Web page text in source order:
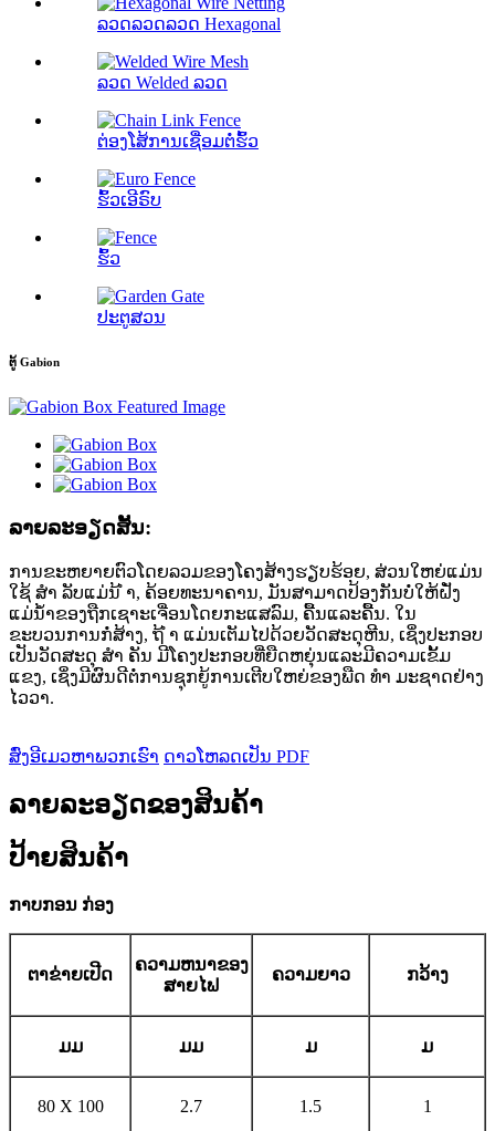
ລວດລວດລວດ Hexagonal
ລວດ Welded ລວດ
ຕ່ອງໂສ້ການເຊື່ອມຕໍ່ຮົ້ວ
ຮົ້ວເອີຣົບ
ຮົ້ວ
ປະຕູສວນ
ຕູ້ Gabion
ລາຍລະອຽດສັ້ນ:
ການຂະຫຍາຍຕົວໂດຍລວມຂອງໂຄງສ້າງຮຽບຮ້ອຍ, ສ່ວນໃຫຍ່ແມ່ນ
ໃຊ້ ສຳ ລັບແມ່ນ້ ຳ, ຄ້ອຍທະນາຄານ, ມັນສາມາດປ້ອງກັນບໍ່ໃຫ້ຝັ່ງ
ແມ່ນໍ້າຂອງຖືກເຊາະເຈື່ອນໂດຍກະແສລົມ, ຄື້ນແລະຄື້ນ. ໃນ
ຂະບວນການກໍ່ສ້າງ, ຖ້ ຳ ແມ່ນເຕັມໄປດ້ວຍວັດສະດຸຫີນ, ເຊິ່ງປະກອບ
ເປັນວັດສະດຸ ສຳ ຄັນ ມີໂຄງປະກອບທີ່ຍືດຫຍຸ່ນແລະມີຄວາມເຂັ້ມ
ແຂງ, ເຊິ່ງມີຜົນດີຕໍ່ການຊຸກຍູ້ການເຕີບໃຫຍ່ຂອງພືດ ທຳ ມະຊາດຢ່າງ
ໄວວາ.
ສົ່ງອີເມວຫາພວກເຮົາ ດາວໂຫລດເປັນ PDF
ລາຍລະອຽດຂອງສິນຄ້າ
ປ້າຍສິນຄ້າ
ກາບກອນ ກ່ອງ
ຕາຂ່າຍເປີດ
ຄວາມຫນາຂອງ
ສາຍໄຟ
ຄວາມຍາວ ກວ້າງ
ມມ ມມ ມ ມ
80 X 100 2.7 1.5 1